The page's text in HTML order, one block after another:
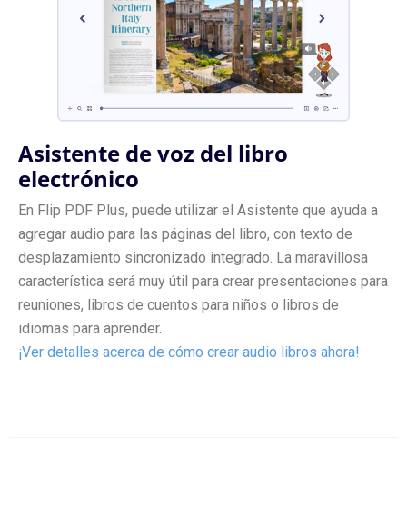
Asistente de voz del libro
electrónico
En Flip PDF Plus, puede utilizar el Asistente que ayuda a
agregar audio para las páginas del libro, con texto de
desplazamiento sincronizado integrado. La maravillosa
característica será muy útil para crear presentaciones para
reuniones, libros de cuentos para niños o libros de
idiomas para aprender.
¡Ver detalles acerca de cómo crear audio libros ahora!